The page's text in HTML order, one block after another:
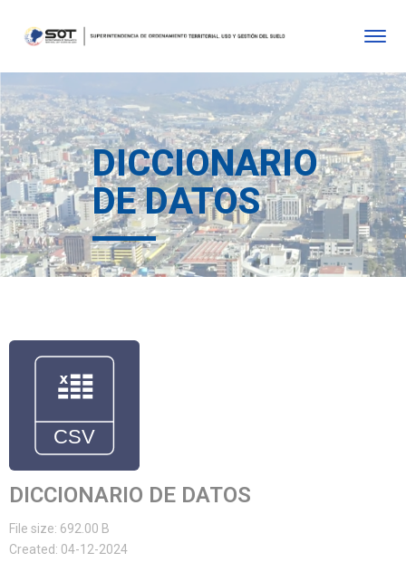
DICCIONARIO
DE DATOS
DICCIONARIO DE DATOS
File size: 692.00 B
Created: 04-12-2024